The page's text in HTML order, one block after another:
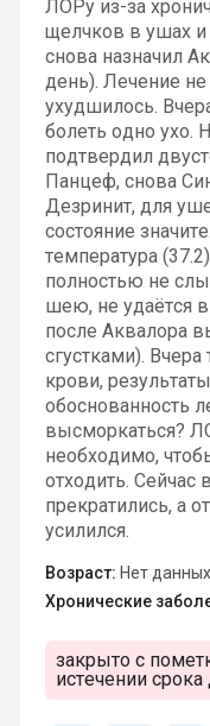
ЛОРу из-за
щелчков в ушах и
снова назначил
день). Лечение не
ухудшилось.
болеть одно ухо.
подтвердил
Панцеф, снова
Дезринит, для
состояние
температура
полностью не
шею, не удаётся
после Аквалора
сгустками).
крови,
обоснованность
высморкаться?
необходимо,
отходить.
прекратились, а
усилился.
Возраст: Нет данных
Хронические
закрыто с
истечении срока